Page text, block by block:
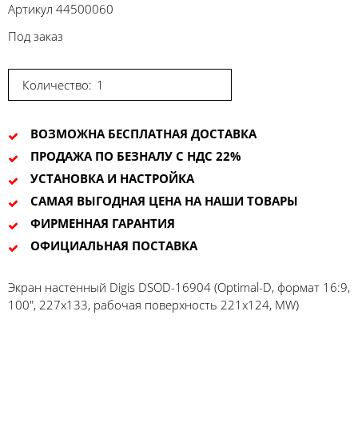
Артикул 44500060
Под заказ
Количество:
ВОЗМОЖНА БЕСПЛАТНАЯ ДОСТАВКА
ПРОДАЖА ПО БЕЗНАЛУ С НДС 22%
УСТАНОВКА И НАСТРОЙКА
САМАЯ ВЫГОДНАЯ ЦЕНА НА НАШИ ТОВАРЫ
ФИРМЕННАЯ ГАРАНТИЯ
ОФИЦИАЛЬНАЯ ПОСТАВКА
Экран настенный Digis DSOD-16904 (Optimal-D, формат 16:9,
100", 227x133, рабочая поверхность 221x124, MW)